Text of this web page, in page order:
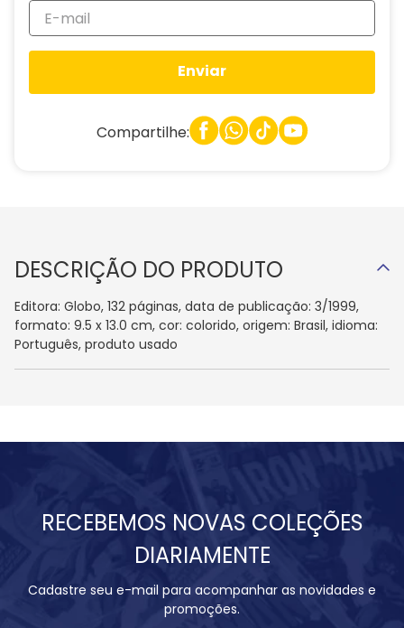
Enviar
Compartilhe:
DESCRIÇÃO DO PRODUTO
Editora: Globo, 132 páginas, data de publicação: 3/1999,
formato: 9.5 x 13.0 cm, cor: colorido, origem: Brasil, idioma:
Português, produto usado
RECEBEMOS NOVAS COLEÇÕES
DIARIAMENTE
Cadastre seu e-mail para acompanhar as novidades e
promoções.